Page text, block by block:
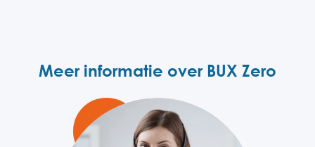
Meer informatie over BUX Zero